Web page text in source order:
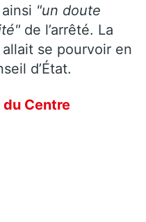
"un doute
de l’arrêté. La
se pourvoir en
d’État.
du Centre